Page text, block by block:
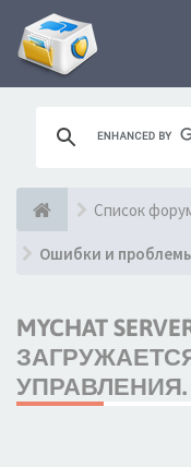
Список
Ошибки и
MYCHAT
УПРАВЛЕНИЯ.